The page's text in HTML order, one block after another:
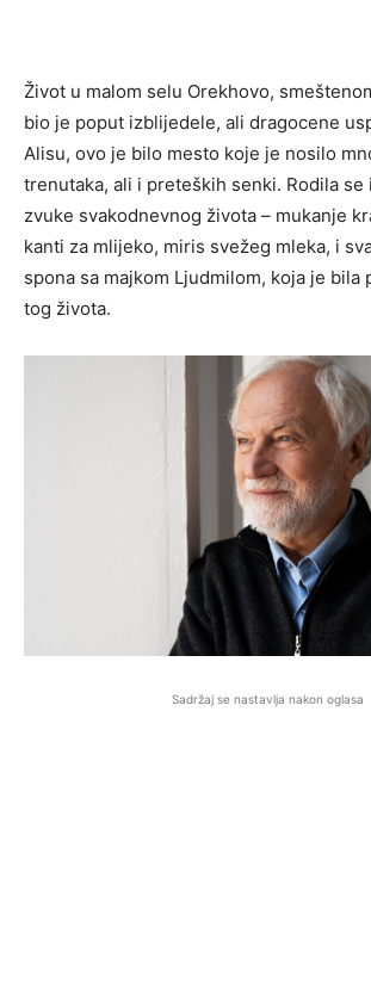
Život u malom selu Orekhovo,
bio je poput izblijedele, ali dragocene
Alisu, ovo je bilo mesto koje je nosilo
trenutaka, ali i preteških senki. Rodila se
zvuke svakodnevnog života – mukanje
kanti za mlijeko, miris svežeg mleka, i
spona sa majkom Ljudmilom, koja je bila
tog života.
Sadržaj se nastavlja nakon oglasa